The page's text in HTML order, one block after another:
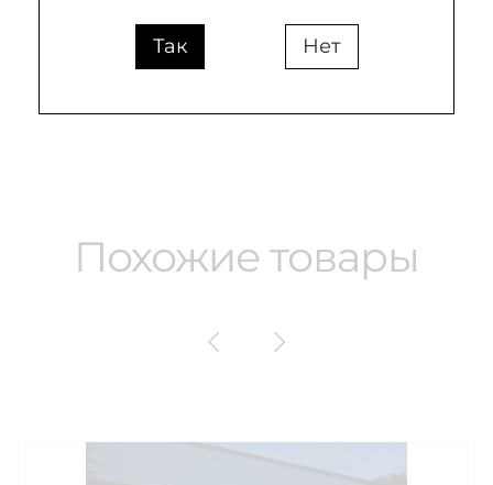
Похожие товары
Так Нет